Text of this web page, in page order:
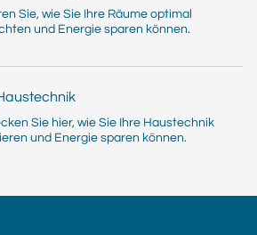
Sie, wie Sie Ihre Räume optimal
und Energie sparen können.
Sie hier, wie Sie Ihre Haustechnik
und Energie sparen können.